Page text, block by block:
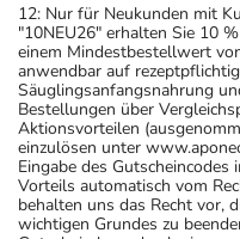
12: Nur für Neukunden mit
"10NEU26" erhalten Sie 10
einem Mindestbestellwert
anwendbar auf
Säuglingsanfangsnahrung
Bestellungen über
Aktionsvorteilen
einzulösen unter
Eingabe des
Vorteils automatisch vom
behalten uns das Recht vor,
wichtigen Grundes zu